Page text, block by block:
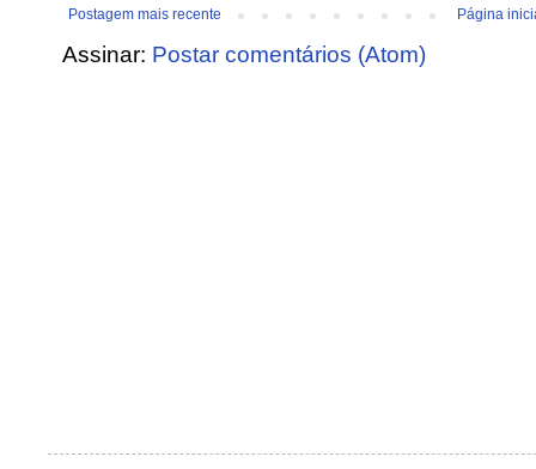
Postagem mais recente Página
Assinar: Postar comentários (Atom)